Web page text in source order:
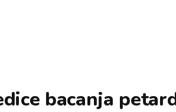
bacanja